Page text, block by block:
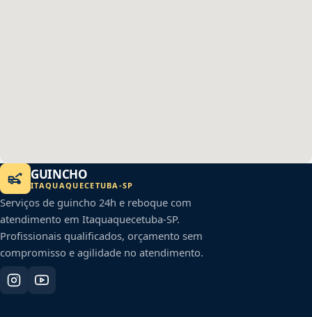
GUINCHO
ITAQUAQUECETUBA -SP
Serviços de guincho 24h e reboque com
atendimento em Itaquaquecetuba-SP.
Profissionais qualificados, orçamento sem
compromisso e agilidade no atendimento.